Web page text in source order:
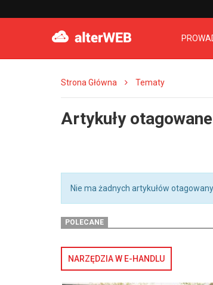
Strona Główna Tematy
Artykuły
Nie ma żadnych artykułów
POLECANE
NARZĘDZIA W E-HANDLU